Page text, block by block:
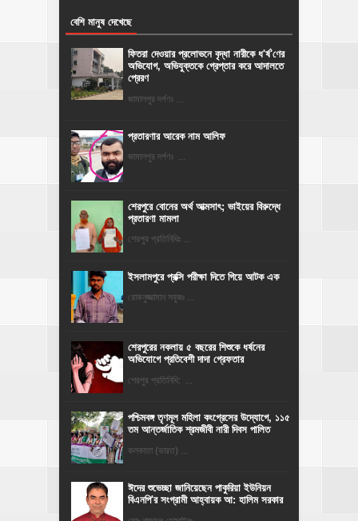
বেশি মানুষ দেখেছে
ফিতরা দেওয়ার প্রলোভনে বৃদ্ধা নারীকে ধ'র্ষ'ণের
অভিযোগ, অভিযুক্তকে গ্রেপ্তার করে আদালতে
প্রেরণ
জামালপুর দর্পণঃ ...
প্রতারণার আরেক নাম আলিফ
জামালপুর দর্পণঃ ...
শেরপুরে বোনের অর্থ আত্মসাৎ; ভাইয়ের বিরুদ্ধে
প্রতারণা মামলা
শেরপুর প্রতিনিধিঃ ...
ইসলামপুরে প্রক্সি পরীক্ষা দিতে গিয়ে আটক এক
রোকনুজ্জামান সবুজঃ ...
শেরপুরের নকলায় ৫ বছরের শিশুকে ধর্ষনের
অভিযোগে প্রতিবেশী দাদা গ্রেফতার
শেরপুর প্রতিনিধি: ...
পশ্চিমবঙ্গ তৃণমূল মহিলা কংগ্রেসের উদ্যোগে, ১১৫
তম আন্তর্জাতিক শ্রমজীবী নারী দিবস পালিত
কলকাতা (ভারত) ...
ঈদের শুভেচ্ছা জানিয়েছেন পাকুরিয়া ইউনিয়ন
বিএনপি'র সংগ্রামী আহ্বায়ক আ: হালিম সরকার